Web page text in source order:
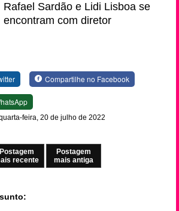
Rafael Sardão e Lidi Lisboa se
encontram com diretor
Compartilhe no Facebook
feira, 20 de julho de 2022
Postagem
recente
Postagem
mais antiga